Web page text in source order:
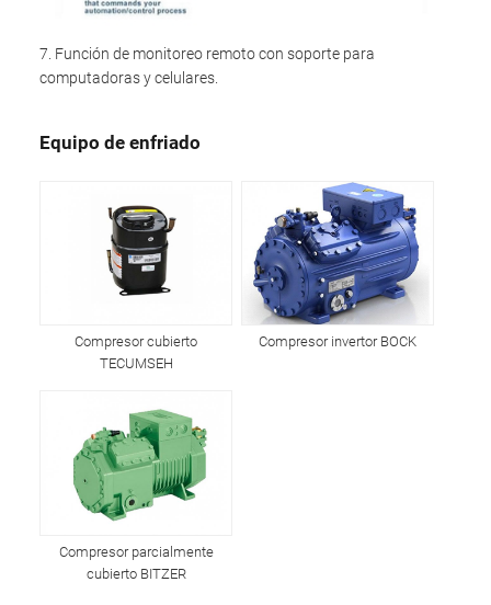
7. Función de monitoreo remoto con soporte para
computadoras y celulares.
Equipo de enfriado
Compresor cubierto
TECUMSEH
Compresor invertor BOCK
Compresor parcialmente
cubierto BITZER